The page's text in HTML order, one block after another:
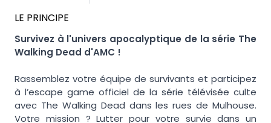
LE PRINCIPE
Survivez à l'univers apocalyptique de la série The
Walking Dead d'AMC !
Rassemblez votre équipe de survivants et participez
à l’escape game officiel de la série télévisée culte
avec The Walking Dead dans les rues de Mulhouse.
Votre mission ? Lutter pour votre survie dans un